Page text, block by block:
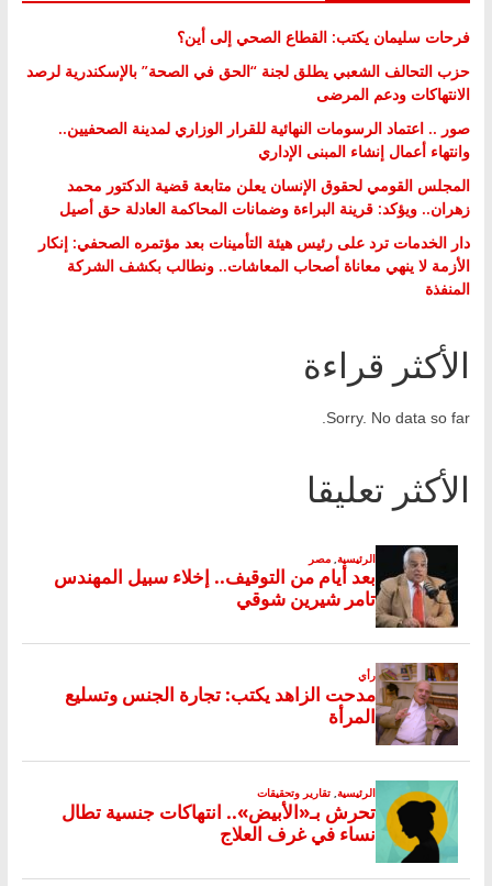
فرحات سليمان يكتب: القطاع الصحي إلى أين؟
حزب التحالف الشعبي يطلق لجنة “الحق في الصحة” بالإسكندرية لرصد
الانتهاكات ودعم المرضى
صور .. اعتماد الرسومات النهائية للقرار الوزاري لمدينة الصحفيين..
وانتهاء أعمال إنشاء المبنى الإداري
المجلس القومي لحقوق الإنسان يعلن متابعة قضية الدكتور محمد
زهران.. ويؤكد: قرينة البراءة وضمانات المحاكمة العادلة حق أصيل
دار الخدمات ترد على رئيس هيئة التأمينات بعد مؤتمره الصحفي: إنكار
الأزمة لا ينهي معاناة أصحاب المعاشات.. ونطالب بكشف الشركة
المنفذة
الأكثر قراءة
Sorry. No data so far.
الأكثر تعليقا